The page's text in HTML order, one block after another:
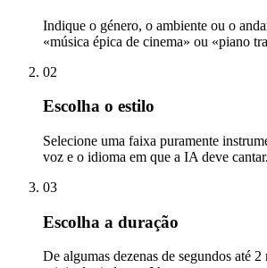
Indique o género, o ambiente ou o
«música épica de cinema» ou «piano
02
Escolha o estilo
Selecione uma faixa puramente
voz e o idioma em que a IA deve cantar.
03
Escolha a duração
De algumas dezenas de segundos até